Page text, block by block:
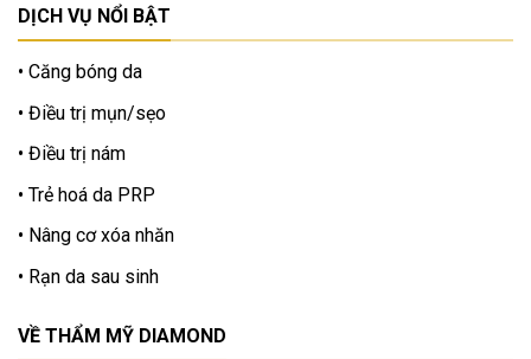
DỊCH VỤ NỔI BẬT
Căng bóng da
Điều trị mụn/sẹo
Điều trị nám
Trẻ hoá da PRP
Nâng cơ xóa nhăn
Rạn da sau sinh
VỀ THẨM MỸ DIAMOND